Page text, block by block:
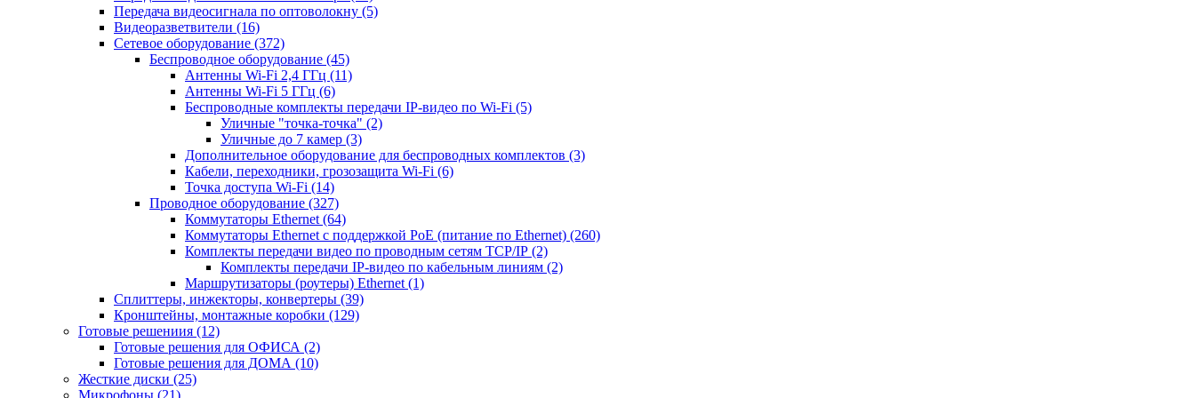
Передача видеосигнала по оптоволокну (5)
Видеоразветвители (16)
Сетевое оборудование (372)
Беспроводное оборудование (45)
Антенны Wi-Fi 2,4 ГГц (11)
Антенны Wi-Fi 5 ГГц (6)
Беспроводные комплекты передачи IP-видео по Wi-Fi (5)
Уличные "точка-точка" (2)
Уличные до 7 камер (3)
Дополнительное оборудование для беспроводных комплектов (3)
Кабели, переходники, грозозащита Wi-Fi (6)
Точка доступа Wi-Fi (14)
Проводное оборудование (327)
Коммутаторы Ethernet (64)
Коммутаторы Ethernet с поддержкой PoE (питание по Ethernet) (260)
Комплекты передачи видео по проводным сетям TCP/IP (2)
Комплекты передачи IP-видео по кабельным линиям (2)
Маршрутизаторы (роутеры) Ethernet (1)
Сплиттеры, инжекторы, конвертеры (39)
Кронштейны, монтажные коробки (129)
Готовые решениия (12)
Готовые решения для ОФИСА (2)
Готовые решения для ДОМА (10)
Жесткие диски (25)
Микрофоны (21)